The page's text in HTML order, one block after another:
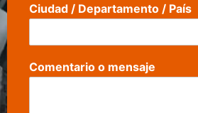
Ciudad / Departamento / País
Comentario o mensaje